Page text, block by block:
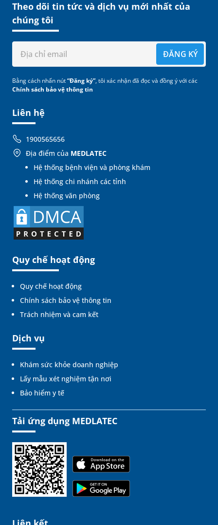
Liên hệ
1900565656
Địa điểm của MEDLATEC
Hệ thống bệnh viện và phòng khám
Hệ thống chi nhánh các tỉnh
Hệ thống văn phòng
Quy chế hoạt động
Quy chế hoạt động
Chính sách bảo vệ thông tin
Trách nhiệm và cam kết
Dịch vụ
Khám sức khỏe doanh nghiệp
Lấy mẫu xét nghiệm tận nơi
Bảo hiểm y tế
Theo dõi tin tức và dịch vụ mới nhất của
chúng tôi
ĐĂNG KÝ
Bằng cách nhấn nút“Đăng ký”, tôi xác nhận đã đọc và đồng ý với các
Chính sách bảo vệ thông tin
Tải ứng dụng MEDLATEC